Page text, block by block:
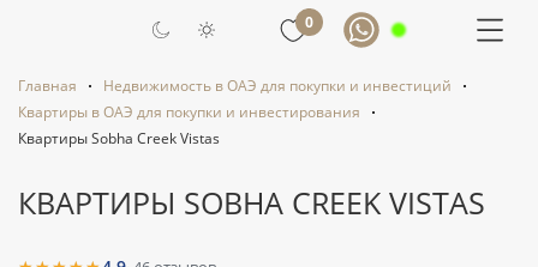
0
Главная
Недвижимость в ОАЭ для покупки и инвестиций
Квартиры в ОАЭ для покупки и инвестирования
Квартиры Sobha Creek Vistas
КВАРТИРЫ SOBHA CREEK VISTAS